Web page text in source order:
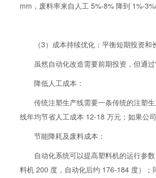
mm，废料率来自人工 5%-8% 降到 1%-
（3）成本持续优化：平衡短期投资和
虽然自动化改造需要前期投资，但通
降低人工成本：
传统注塑生产线需要一条传统的注塑
线年均节省人工成本 12-18 万元；如果公
节能降耗及废料成本：
自动化系统可以提高塑料机的运行参
料机 200 度，自动化后约 176-184 度）